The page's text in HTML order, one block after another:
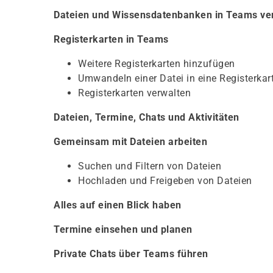
Dateien und Wissensdatenbanken in Teams
Registerkarten in Teams
Weitere Registerkarten hinzufügen
Umwandeln einer Datei in eine
Registerkarten verwalten
Dateien, Termine, Chats und Aktivitäten
Gemeinsam mit Dateien arbeiten
Suchen und Filtern von Dateien
Hochladen und Freigeben von Dateien
Alles auf einen Blick haben
Termine einsehen und planen
Private Chats über Teams führen